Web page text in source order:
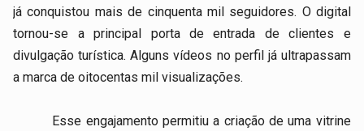
já conquistou mais de cinquenta mil seguidores. O digital
tornou-se a principal porta de entrada de clientes e
divulgação turística. Alguns vídeos no perfil já ultrapassam
a marca de oitocentas mil visualizações.
Esse engajamento permitiu a criação de uma vitrine